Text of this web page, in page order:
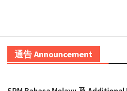
通告 Announcement